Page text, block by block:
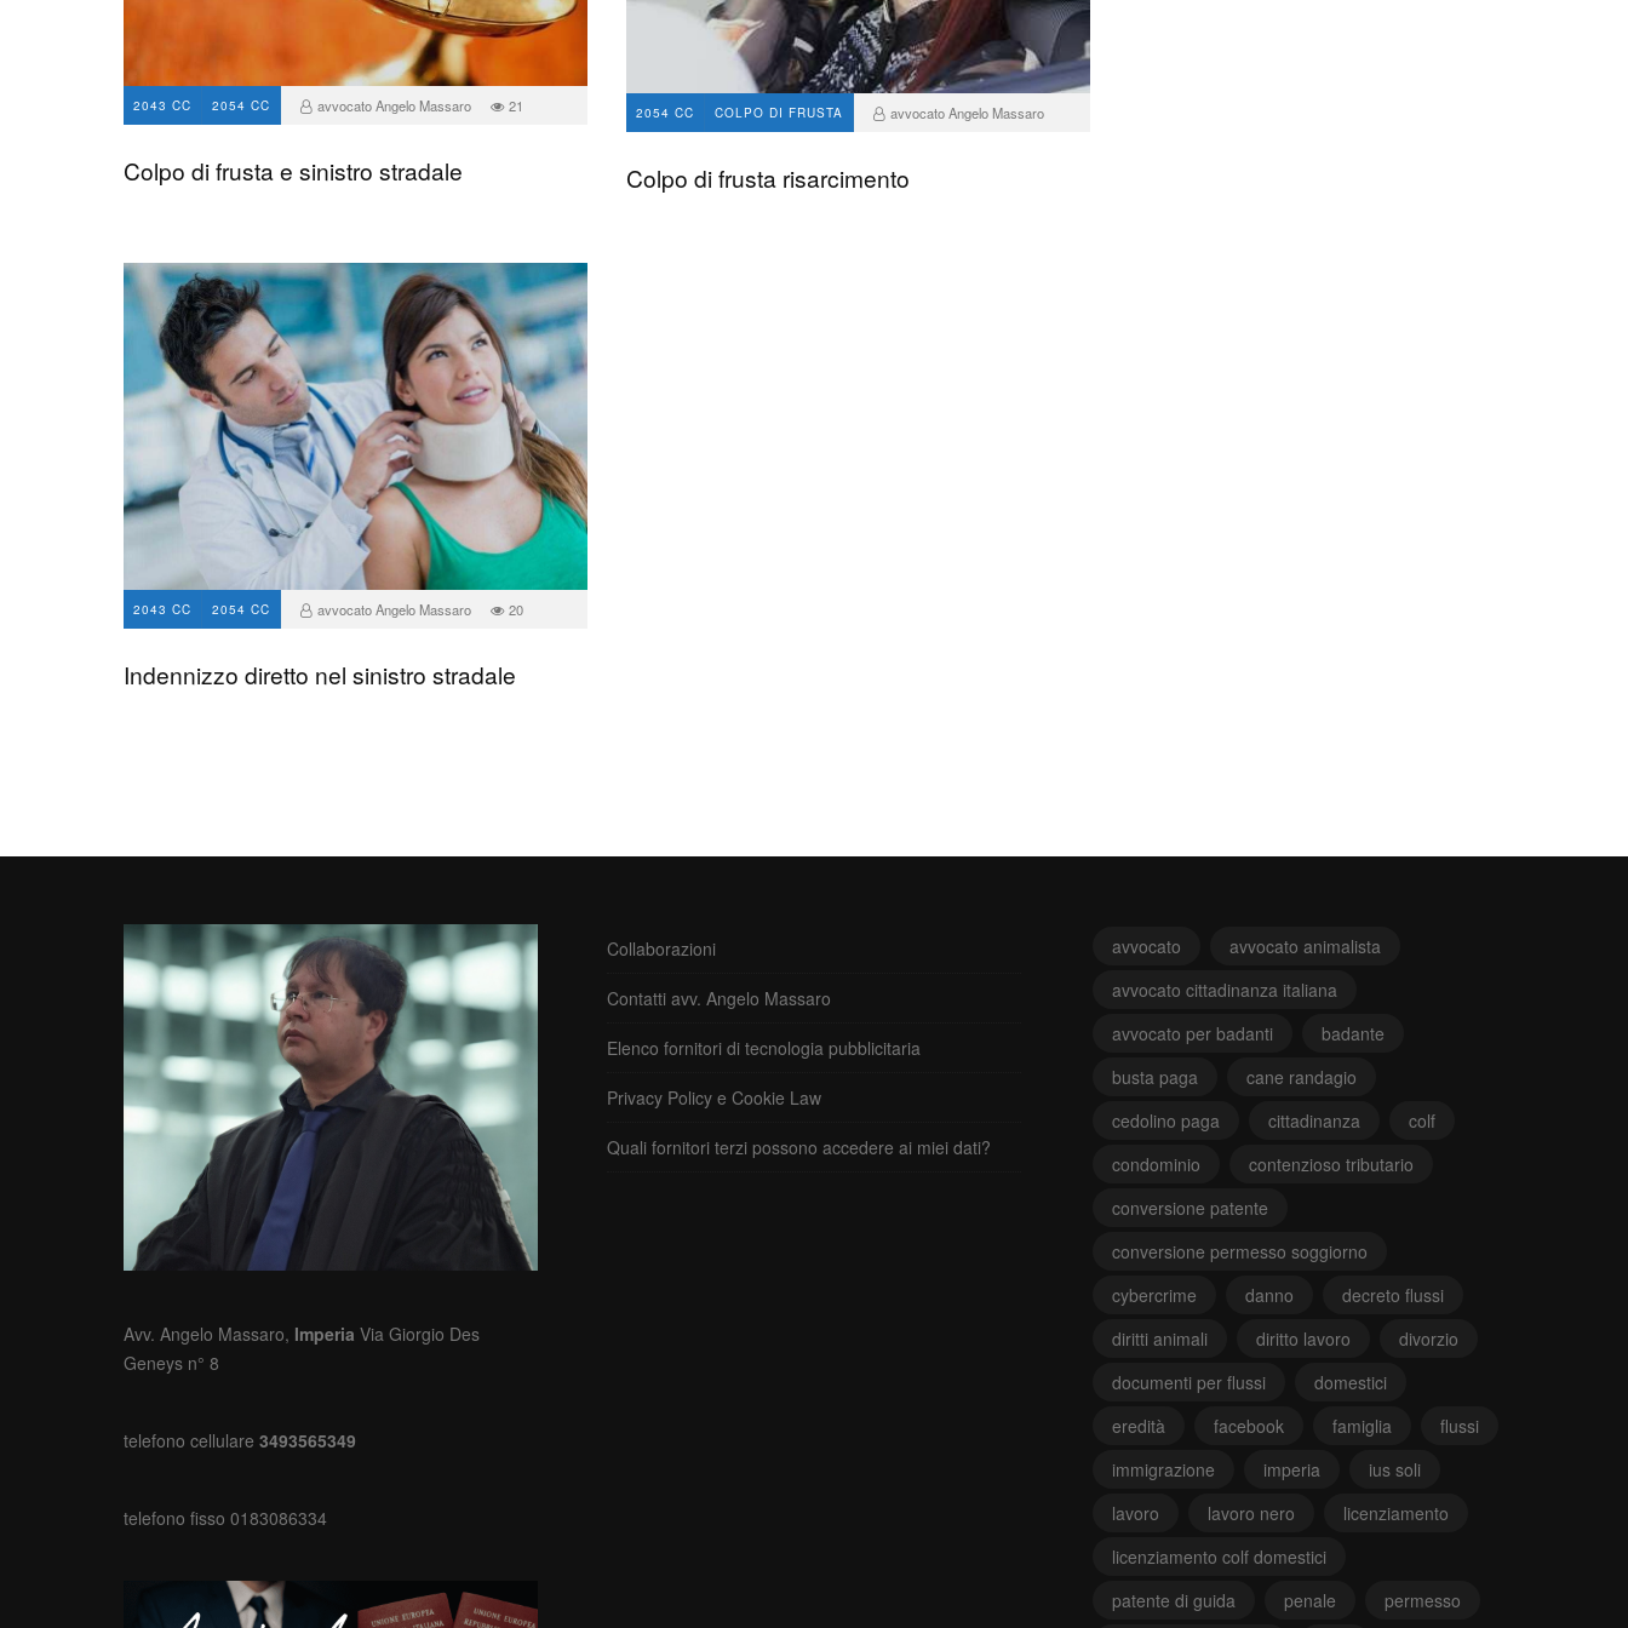
2043 CC 2054 CC avvocato Angelo Massaro 21
Colpo di frusta e sinistro stradale
2054 CC COLPO DI FRUSTA
avvocato Angelo Massaro
Colpo di frusta risarcimento
2043 CC 2054 CC avvocato Angelo Massaro 20
Indennizzo diretto nel sinistro stradale
Avv. Angelo Massaro, Imperia Via Giorgio Des
Geneys n° 8
telefono cellulare 3493565349
telefono fisso 0183086334
Collaborazioni
Contatti avv. Angelo Massaro
Elenco fornitori di tecnologia pubblicitaria
Privacy Policy e Cookie Law
Quali fornitori terzi possono accedere ai miei dati?
avvocato
avvocato animalista
avvocato cittadinanza italiana
avvocato per badanti
badante
busta paga
cane randagio
cedolino paga
cittadinanza
colf
condominio
contenzioso tributario
conversione patente
conversione permesso soggiorno
cybercrime
danno
decreto flussi
diritti animali
diritto lavoro
divorzio
documenti per flussi
domestici
eredità
facebook famiglia
flussi
immigrazione
imperia
ius soli
lavoro
lavoro nero
licenziamento
licenziamento colf domestici
patente di guida
penale permesso